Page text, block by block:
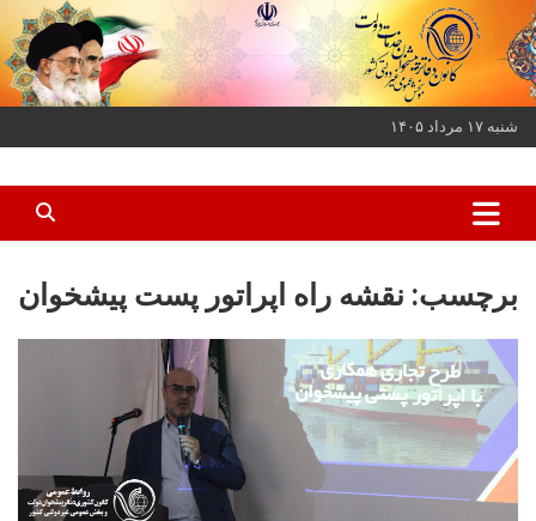
به
محتوا
بروید
شنبه ۱۷ مرداد ۱۴۰۵
کانون دفاتر پیشخوان
برچسب: نقشه راه اپراتور پست پیشخوان